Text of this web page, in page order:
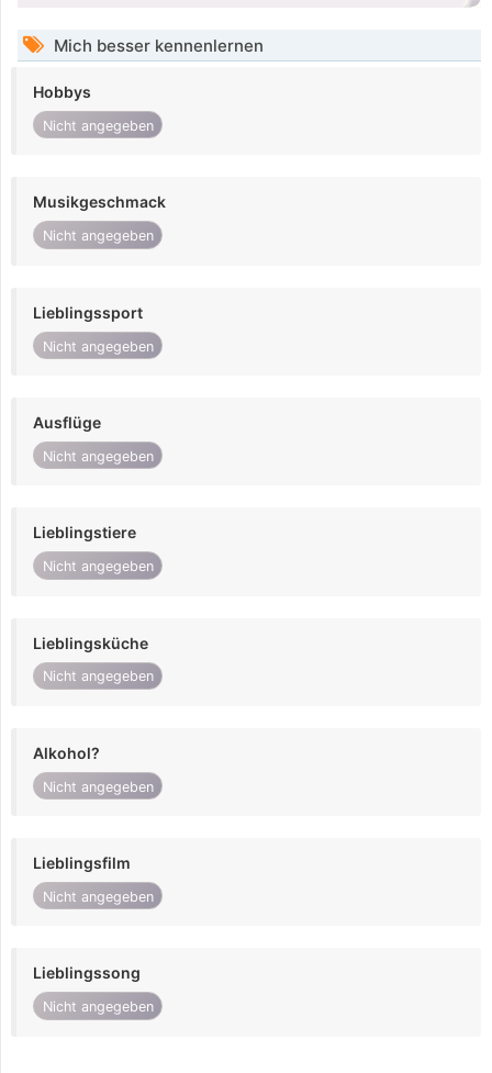
Mich besser kennenlernen
Hobbys
Nicht angegeben
Musikgeschmack
Nicht angegeben
Lieblingssport
Nicht angegeben
Ausflüge
Nicht angegeben
Lieblingstiere
Nicht angegeben
Lieblingsküche
Nicht angegeben
Alkohol?
Nicht angegeben
Lieblingsfilm
Nicht angegeben
Lieblingssong
Nicht angegeben